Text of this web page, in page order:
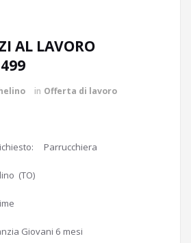
AL LAVORO
in Offerta di lavoro
Parrucchiera
(TO)
Giovani 6 mesi